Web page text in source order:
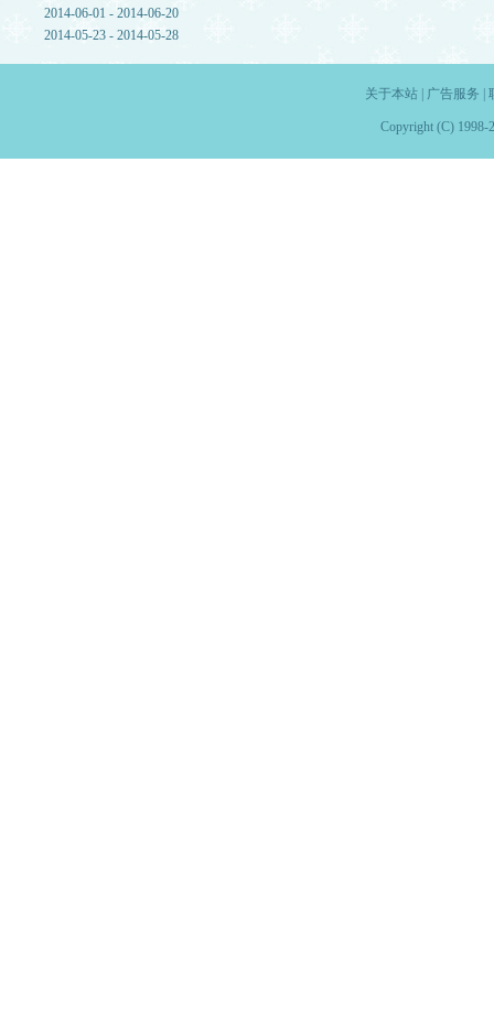
2014-06-01 - 2014-06-20
2014-05-23 - 2014-05-28
关于本站| 广告服务
Copyright (C) 1998-